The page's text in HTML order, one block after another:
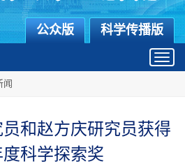
科学传播版
公众版
闻
和赵方庆研究员获得
度科学探索奖